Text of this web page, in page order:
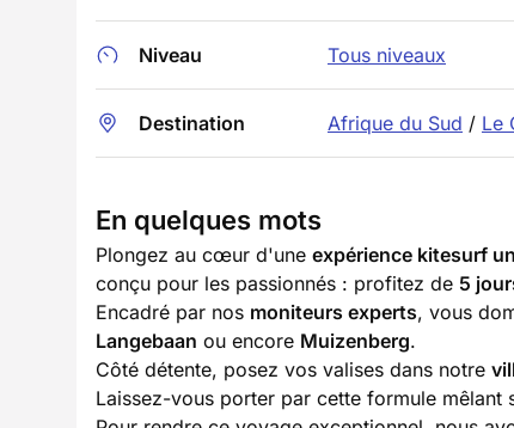
Niveau Tous niveaux
Destination Afrique du Sud / Le
En quelques mots
Plongez au cœur d'une expérience kitesurf
conçu pour les passionnés : profitez de 5
Encadré par nos moniteurs experts, vous
Langebaan ou encore Muizenberg.
Côté détente, posez vos valises dans notre
Laissez-vous porter par cette formule mêlant